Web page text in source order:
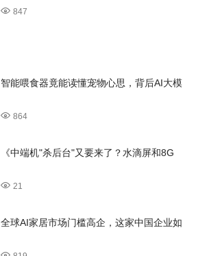
847
智能喂食器竟能读懂宠物心思，背后AI大模
864
《中端机"杀后台"又要来了？水滴屏和8G
21
全球AI家居市场门槛高企，这家中国企业如